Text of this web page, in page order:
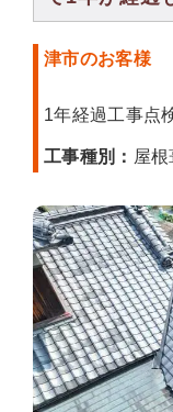
津市のお客様
1年経過工事点
工事種別： 屋